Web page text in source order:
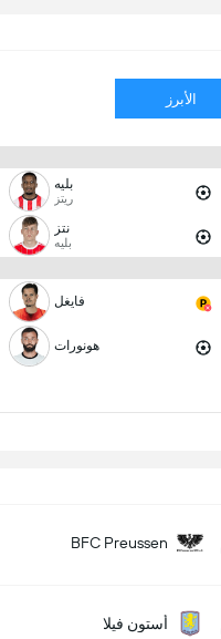
الأبرز
بليه
ريتز
نتز
بليه
فايغل
هونورات
BFC Preussen
أستون فيلا